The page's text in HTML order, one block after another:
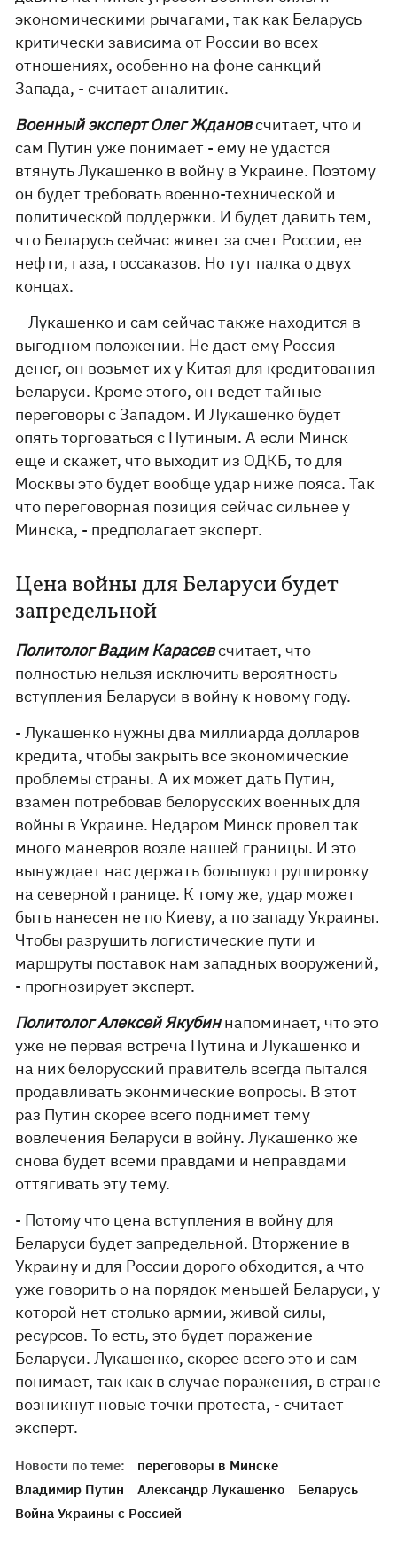
экономическими рычагами, так как Беларусь
критически зависима от России во всех
отношениях, особенно на фоне санкций
Запада, - считает аналитик.
Военный эксперт Олег Ждановсчитает, что и
сам Путин уже понимает - ему не удастся
втянуть Лукашенко в войну в Украине. Поэтому
он будет требовать военно-технической и
политической поддержки. И будет давить тем,
что Беларусь сейчас живет за счет России, ее
нефти, газа, госсаказов. Но тут палка о двух
концах.
– Лукашенко и сам сейчас также находится в
выгодном положении. Не даст ему Россия
денег, он возьмет их у Китая для кредитования
Беларуси. Кроме этого, он ведет тайные
переговоры с Западом. И Лукашенко будет
опять торговаться с Путиным. А если Минск
еще и скажет, что выходит из ОДКБ, то для
Москвы это будет вообще удар ниже пояса. Так
что переговорная позиция сейчас сильнее у
Минска, - предполагает эксперт.
Цена войны для Беларуси будет
запредельной
Политолог Вадим Карасевсчитает, что
полностью нельзя исключить вероятность
вступления Беларуси в войну к новому году.
- Лукашенко нужны два миллиарда долларов
кредита, чтобы закрыть все экономические
проблемы страны. А их может дать Путин,
взамен потребовав белорусских военных для
войны в Украине. Недаром Минск провел так
много маневров возле нашей границы. И это
вынуждает нас держать большую группировку
на северной границе. К тому же, удар может
быть нанесен не по Киеву, а по западу Украины.
Чтобы разрушить логистические пути и
маршруты поставок нам западных вооружений,
- прогнозирует эксперт.
Политолог Алексей Якубиннапоминает, что это
уже не первая встреча Путина и Лукашенко и
на них белорусский правитель всегда пытался
продавливать эконмические вопросы. В этот
раз Путин скорее всего поднимет тему
вовлечения Беларуси в войну. Лукашенко же
снова будет всеми правдами и неправдами
оттягивать эту тему.
- Потому что цена вступления в войну для
Беларуси будет запредельной. Вторжение в
Украину и для России дорого обходится, а что
уже говорить о на порядок меньшей Беларуси, у
которой нет столько армии, живой силы,
ресурсов. То есть, это будет поражение
Беларуси. Лукашенко, скорее всего это и сам
понимает, так как в случае поражения, в стране
возникнут новые точки протеста, - считает
эксперт.
Новости по теме:
переговоры в Минске
Владимир Путин
Александр Лукашенко
Беларусь
Война Украины с Россией